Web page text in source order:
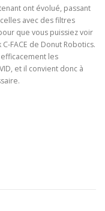
ont évolué, passant
avec des filtres
que vous puissiez voir
FACE de Donut Robotics.
les
et il convient donc à